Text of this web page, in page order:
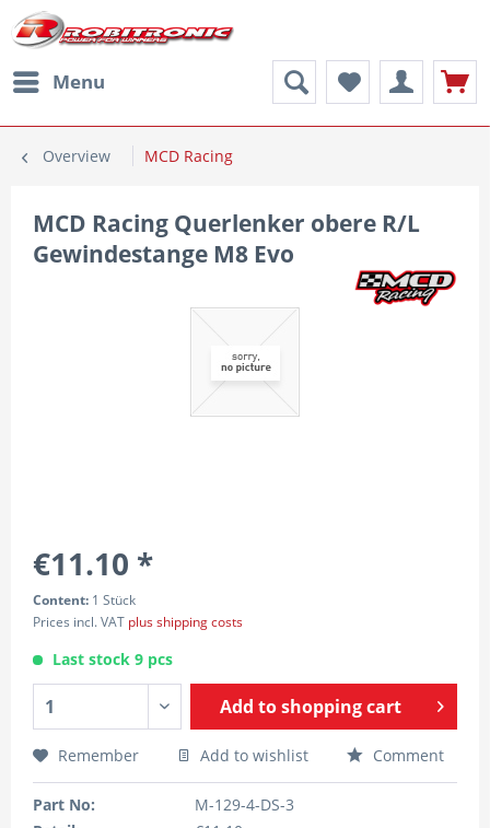
Menu
Overview MCD Racing
MCD Racing Querlenker obere R/L
Gewindestange M8 Evo
€11.10 *
Content: 1 Stück
Prices incl. VAT plus shipping costs
Last stock 9 pcs
Add toshopping cart
Remember Add to wishlist Comment
Part No:
M-129-4-DS-3